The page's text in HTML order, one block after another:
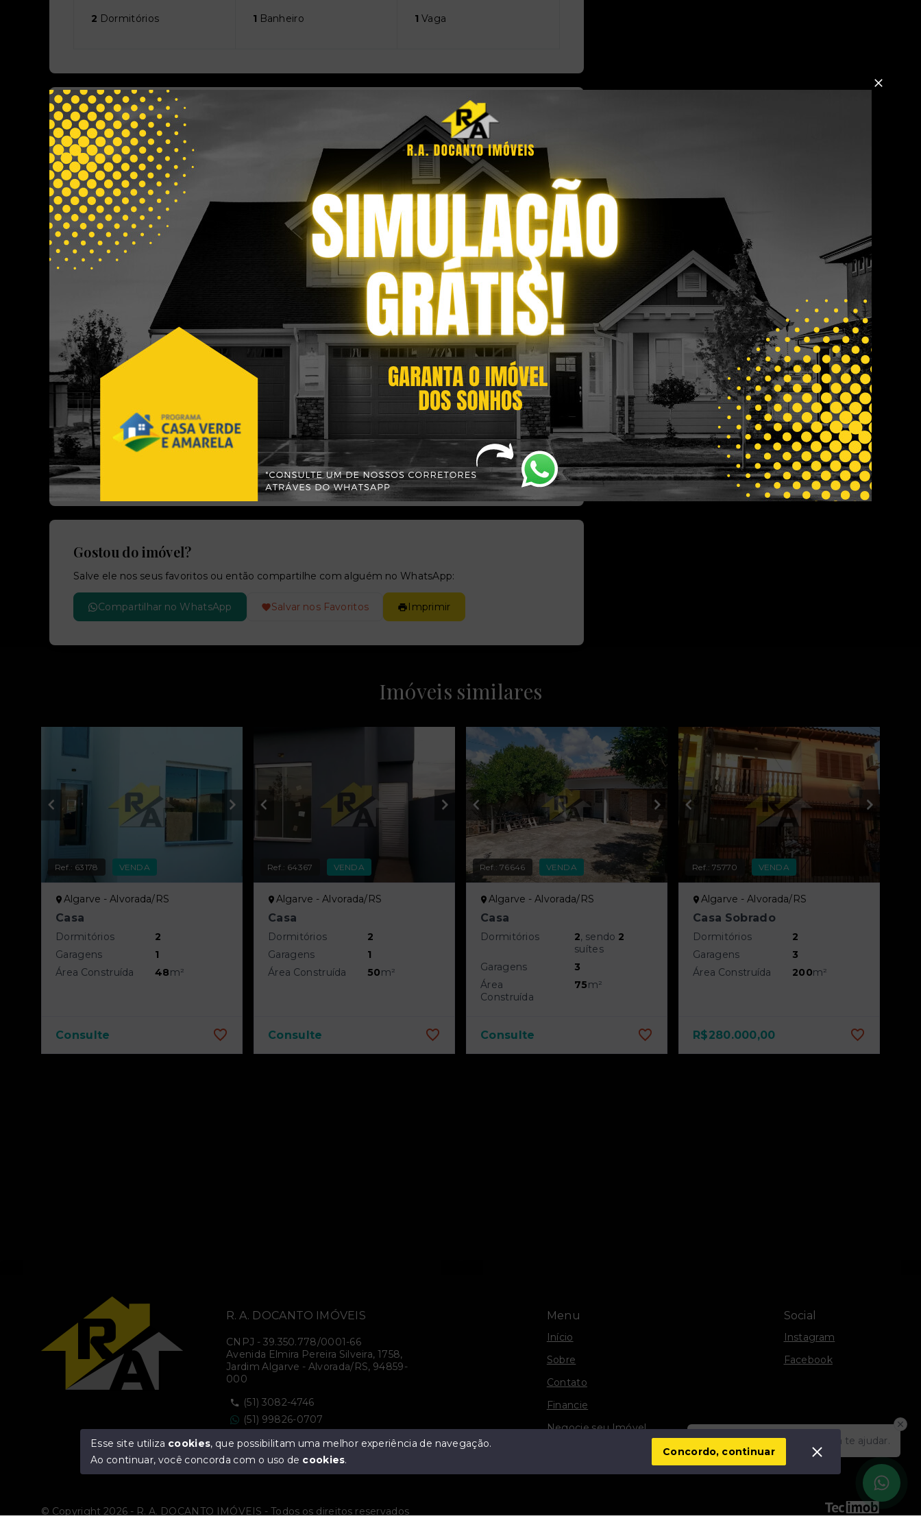
2 Dormitórios 1 Banheiro 1 Vaga
Áreas
Área Construída:
47m²
Outras Informações
Referência:
54244
Perfil:
Residencial
Situação:
Pronto para morar
Localização
Algarve - Alvorada/RS
Gostou do imóvel?
Salve ele nos seus favoritos ou então compartilhe com alguém no WhatsApp:
Compartilhar no WhatsApp Salvar nos Favoritos Imprimir
Imóveis similares
Ref.: 63178 VENDA
Algarve - Alvorada/RS
Casa
Dormitórios
2
Garagens
1
Área Construída
48m²
Consulte
Ref.: 64367 VENDA
Algarve - Alvorada/RS
Casa
Dormitórios
2
Garagens
1
Área Construída
50m²
Consulte
Ref.:76646 VENDA
Algarve - Alvorada/RS
Casa
Dormitórios 2, sendo 2
suítes
Garagens
3
Área
Construída
75m²
Consulte
Ref.:75770 VENDA
Algarve - Alvorada/RS
Casa Sobrado
Dormitórios
2
Garagens
3
Área Construída
200m²
R$280.000,00
Olá! Estamos disponíveis para te ajudar.
Menu
Início
Sobre
Contato
Financie
Negocie seu Imóvel
Social
Instagram
Facebook
R. A. DOCANTO IMÓVEIS
CNPJ - 39.350.778/0001-66
Avenida Elmira Pereira Silveira, 1758,
Jardim Algarve - Alvorada/RS, 94859-
000
(51) 3082-4746
(51) 99826-0707
(51) 3786-0419
© Copyright 2026 - R. A. DOCANTO IMÓVEIS - Todos os direitos reservados
Esse site utiliza cookies, que possibilitam uma melhor experiência de navegação.
Ao continuar, você concorda com o uso de cookies.
Concordo, continuar